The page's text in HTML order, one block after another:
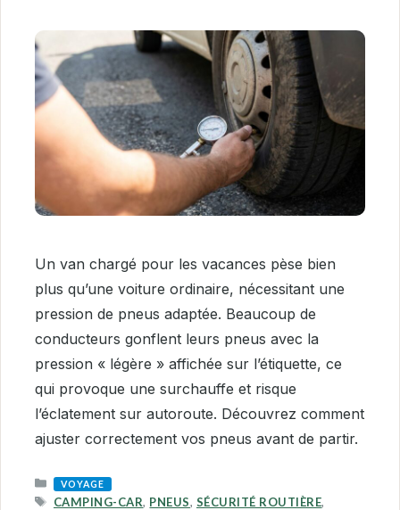
Un van chargé pour les vacances pèse bien
plus qu’une voiture ordinaire, nécessitant une
pression de pneus adaptée. Beaucoup de
conducteurs gonflent leurs pneus avec la
pression « légère » affichée sur l’étiquette, ce
qui provoque une surchauffe et risque
l’éclatement sur autoroute. Découvrez comment
ajuster correctement vos pneus avant de partir.
CATEGORIES
VOYAGE
TAGS
CAMPING-CAR, PNEUS, SÉCURITÉ ROUTIÈRE,